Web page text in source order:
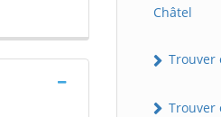
Châtel
Trouver
Trouver